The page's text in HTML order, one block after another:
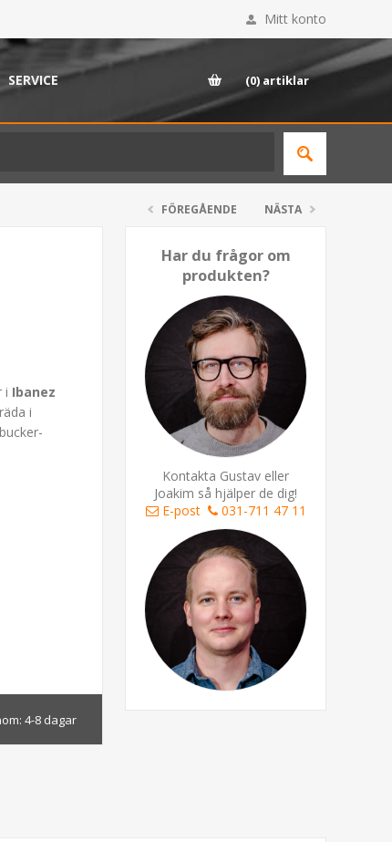
Mitt konto
SERVICE (0) artiklar
FÖREGÅENDE NÄSTA
Har du frågor om
produkten?
Kontakta Gustav eller
Joakim så hjälper de dig!
E-post
031-711 47 11
i Ibanez
i
4-8 dagar